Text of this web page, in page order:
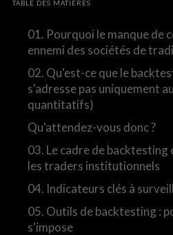
TABLE DES MATIÈRES
01. Pourquoi le manque de
ennemi des sociétés de
02. Qu'est-ce que le
s'adresse pas uniquement
quantitatifs)
Qu'attendez-vous donc ?
03. Le cadre de backtesting
les traders institutionnels
04. Indicateurs clés à
05. Outils de backtesting :
s'impose